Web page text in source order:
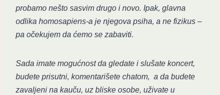
probamo nešto sasvim drugo i novo. Ipak, glavna
odlika homosapiens-a je njegova psiha, a ne fizikus –
pa očekujem da ćemo se zabaviti.
Sada imate mogućnost da gledate i slušate koncert,
budete prisutni, komentarišete chatom, a da budete
zavaljeni na kauču, uz bliske osobe, uživate u